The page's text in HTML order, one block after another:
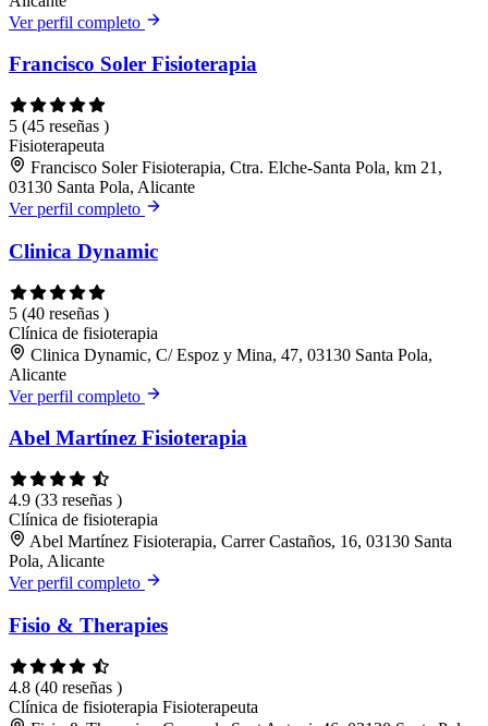
Ver perfil completo
Francisco Soler Fisioterapia
5 (45 reseñas )
Fisioterapeuta
Francisco Soler Fisioterapia, Ctra. Elche-Santa Pola, km 21,
03130 Santa Pola, Alicante
Ver perfil completo
Clinica Dynamic
5 (40 reseñas )
Clínica de fisioterapia
Clinica Dynamic, C/ Espoz y Mina, 47, 03130 Santa Pola,
Alicante
Ver perfil completo
Abel Martínez Fisioterapia
4.9 (33 reseñas )
Clínica de fisioterapia
Abel Martínez Fisioterapia, Carrer Castaños, 16, 03130 Santa
Pola, Alicante
Ver perfil completo
Fisio & Therapies
4.8 (40 reseñas )
Clínica de fisioterapia Fisioterapeuta